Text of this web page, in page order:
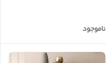
ناموجود